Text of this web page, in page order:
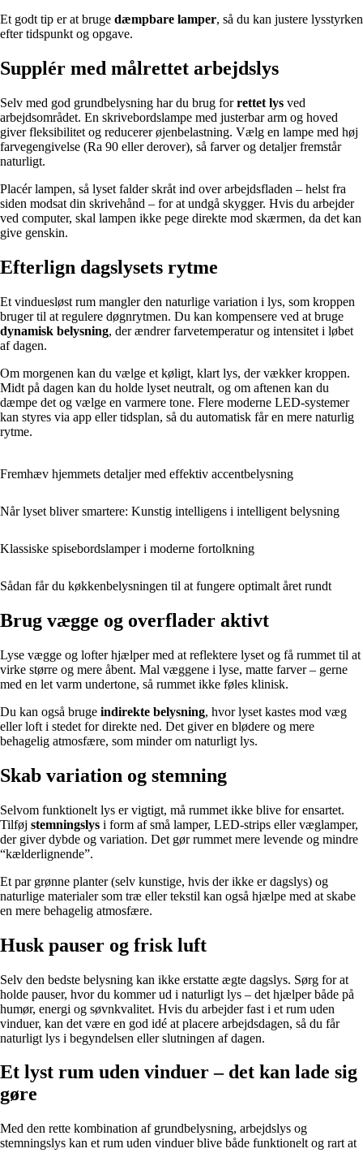
Et godt tip er at bruge dæmpbare lamper, så du kan justere lysstyrken
efter tidspunkt og opgave.
Supplér med målrettet arbejdslys
Selv med god grundbelysning har du brug forrettet lys ved
arbejdsområdet. En skrivebordslampe med justerbar arm og hoved
giver fleksibilitet og reducerer øjenbelastning. Vælg en lampe med høj
farvegengivelse (Ra 90 eller derover), så farver og detaljer fremstår
naturligt.
Placér lampen, så lyset falder skråt ind over arbejdsfladen – helst fra
siden modsat din skrivehånd – for at undgå skygger. Hvis du arbejder
ved computer, skal lampen ikke pege direkte mod skærmen, da det kan
give genskin.
Efterlign dagslysets rytme
Et vinduesløst rum mangler den naturlige variation i lys, som kroppen
bruger til at regulere døgnrytmen. Du kan kompensere ved at bruge
dynamisk belysning, der ændrer farvetemperatur og intensitet i løbet
af dagen.
Om morgenen kan du vælge et køligt, klart lys, der vækker kroppen.
Midt på dagen kan du holde lyset neutralt, og om aftenen kan du
dæmpe det og vælge en varmere tone. Flere moderne LED-systemer
kan styres via app eller tidsplan, så du automatisk får en mere naturlig
rytme.
Fremhæv hjemmets detaljer med effektiv accentbelysning
Når lyset bliver smartere: Kunstig intelligens i intelligent belysning
Klassiske spisebordslamper i moderne fortolkning
Sådan får du køkkenbelysningen til at fungere optimalt året rundt
Brug vægge og overflader aktivt
Lyse vægge og lofter hjælper med at reflektere lyset og få rummet til at
virke større og mere åbent. Mal væggene i lyse, matte farver – gerne
med en let varm undertone, så rummet ikke føles klinisk.
Du kan også bruge indirekte belysning, hvor lyset kastes mod væg
eller loft i stedet for direkte ned. Det giver en blødere og mere
behagelig atmosfære, som minder om naturligt lys.
Skab variation og stemning
Selvom funktionelt lys er vigtigt, må rummet ikke blive for ensartet.
Tilføj stemningslys i form af små lamper, LED-strips eller væglamper,
der giver dybde og variation. Det gør rummet mere levende og mindre
“kælderlignende”.
Et par grønne planter (selv kunstige, hvis der ikke er dagslys) og
naturlige materialer som træ eller tekstil kan også hjælpe med at skabe
en mere behagelig atmosfære.
Husk pauser og frisk luft
Selv den bedste belysning kan ikke erstatte ægte dagslys. Sørg for at
holde pauser, hvor du kommer ud i naturligt lys – det hjælper både på
humør, energi og søvnkvalitet. Hvis du arbejder fast i et rum uden
vinduer, kan det være en god idé at placere arbejdsdagen, så du får
naturligt lys i begyndelsen eller slutningen af dagen.
Et lyst rum uden vinduer – det kan lade sig
gøre
Med den rette kombination af grundbelysning, arbejdslys og
stemningslys kan et rum uden vinduer blive både funktionelt og rart at